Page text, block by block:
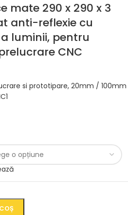
mate 290 x 290 x 3
anti-reflexie cu
luminii, pentru
CNC